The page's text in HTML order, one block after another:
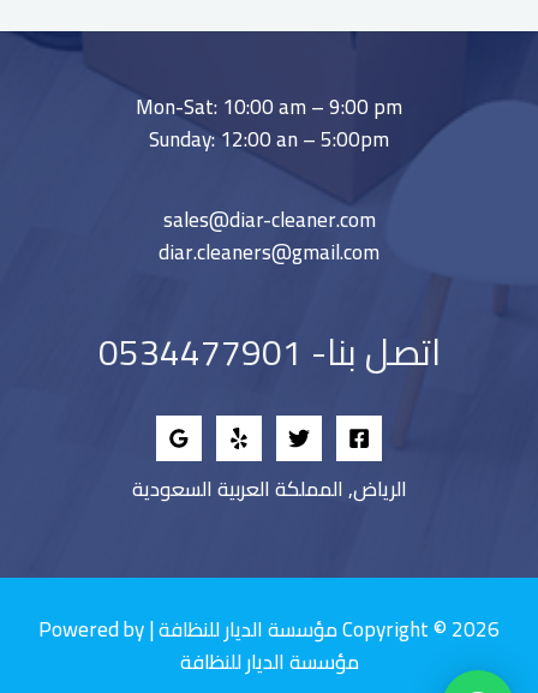
Mon-Sat: 10:00 am – 9:00 pm
Sunday: 12:00 an – 5:00pm
sales@diar-cleaner.com
diar.cleaners@gmail.com
اتصل بنا- 0534477901
الرياض, المملكة العربية السعودية
Copyright © 2026 مؤسسة الديار للنظافة | Powered by
مؤسسة الديار للنظافة